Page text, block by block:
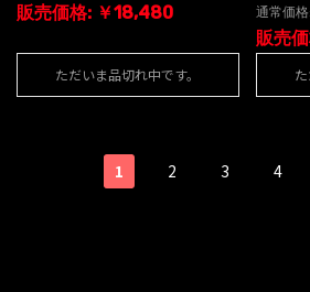
販売価格: ￥18,480
ただいま品切れ中です。
通常価
販売
1 2 3 4